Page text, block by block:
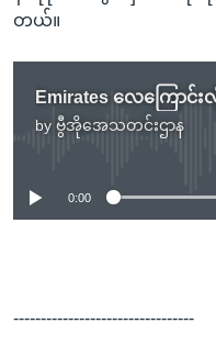
တယ်။
by ဗွီအိုအေသတင်းဌာန
No media
0:00
---------------------------------